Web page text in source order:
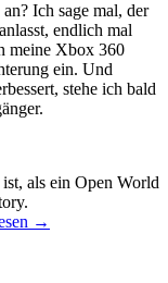
Ich sage mal, der
endlich mal
meine Xbox 360
ein. Und
stehe ich bald
als ein Open World
→